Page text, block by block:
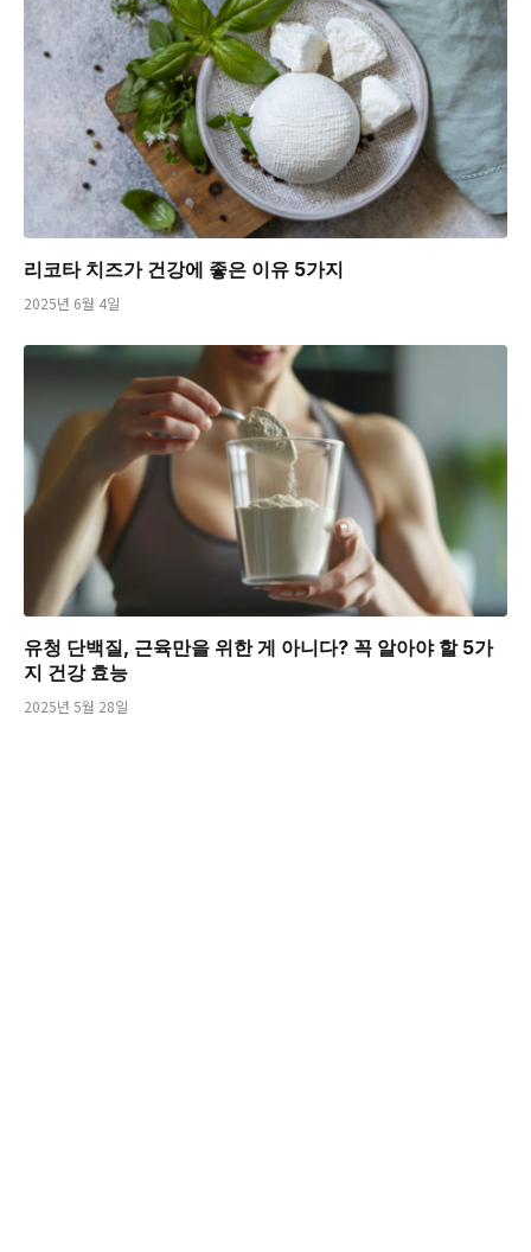
리코타 치즈가 건강에 좋은 이유 5가지
2025년 6월 4일
유청 단백질, 근육만을 위한 게 아니다? 꼭 알아야 할 5가
지 건강 효능
2025년 5월 28일